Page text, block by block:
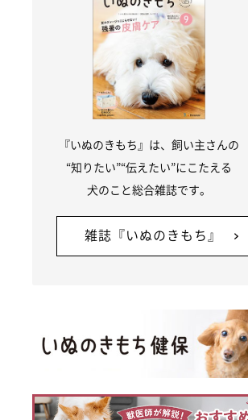
『いぬのきもち』は、飼い主さんの
“知りたい”“伝えたい”にこたえる
犬のこと総合雑誌です。
雑誌『いぬのきもち』